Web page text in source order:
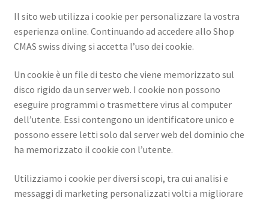
Il sito web utilizza i cookie per personalizzare la vostra
esperienza online. Continuando ad accedere allo Shop
CMAS swiss diving si accetta l’uso dei cookie.
Un cookie è un file di testo che viene memorizzato sul
disco rigido da un server web. I cookie non possono
eseguire programmi o trasmettere virus al computer
dell’utente. Essi contengono un identificatore unico e
possono essere letti solo dal server web del dominio che
ha memorizzato il cookie con l’utente.
Utilizziamo i cookie per diversi scopi, tra cui analisi e
messaggi di marketing personalizzati volti a migliorare